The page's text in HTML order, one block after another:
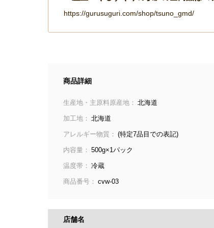
https://gurusuguri.com/shop/tsuno_gmd/
商品詳細
生産地・主原料原産地： 北海道
加工地： 北海道
アレルギー物質： (特定7品目での表記)
内容量： 500g×1パック
温度帯： 冷蔵
商品番号： cvw-03
店舗名